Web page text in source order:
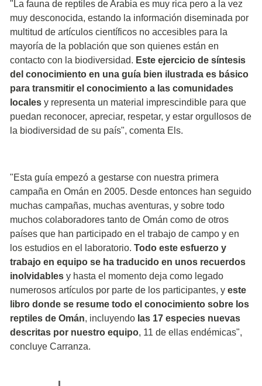
"La fauna de reptiles de Arabia es muy rica pero a la vez
muy desconocida, estando la información diseminada por
multitud de artículos científicos no accesibles para la
mayoría de la población que son quienes están en
contacto con la biodiversidad. Este ejercicio de síntesis
del conocimiento en una guía bien ilustrada es básico
para transmitir el conocimiento a las comunidades
locales y representa un material imprescindible para que
puedan reconocer, apreciar, respetar, y estar orgullosos de
la biodiversidad de su país", comenta Els.
"Esta guía empezó a gestarse con nuestra primera
campaña en Omán en 2005. Desde entonces han seguido
muchas campañas, muchas aventuras, y sobre todo
muchos colaboradores tanto de Omán como de otros
países que han participado en el trabajo de campo y en
los estudios en el laboratorio. Todo este esfuerzo y
trabajo en equipo se ha traducido en unos recuerdos
inolvidables y hasta el momento deja como legado
numerosos artículos por parte de los participantes, y este
libro donde se resume todo el conocimiento sobre los
reptiles de Omán, incluyendo las 17 especies nuevas
descritas por nuestro equipo, 11 de ellas endémicas",
concluye Carranza.